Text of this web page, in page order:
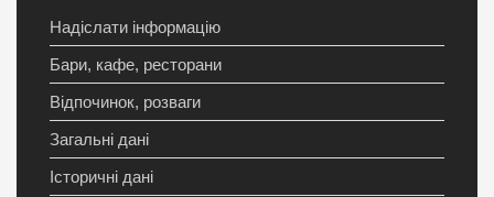
Надіслати інформацію
Бари, кафе, ресторани
Відпочинок, розваги
Загальні дані
Історичні дані